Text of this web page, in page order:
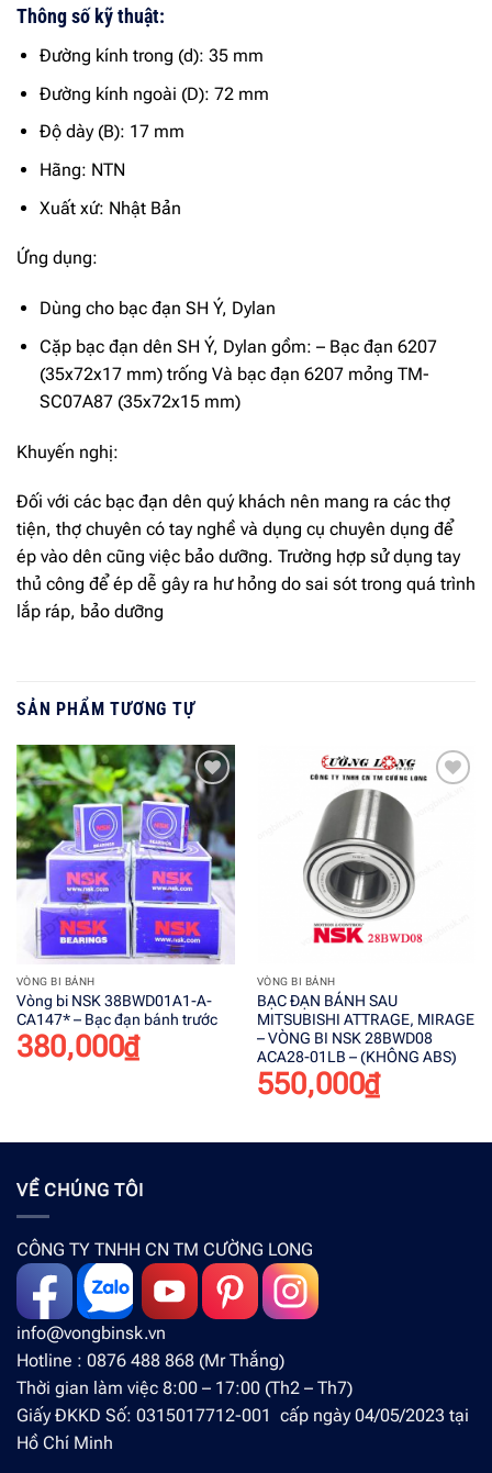
Thông số kỹ thuật:
Đường kính trong (d): 35 mm
Đường kính ngoài (D): 72 mm
Độ dày (B): 17 mm
Hãng: NTN
Xuất xứ: Nhật Bản
Ứng dụng:
Dùng cho bạc đạn SH Ý, Dylan
Cặp bạc đạn dên SH Ý, Dylan gồm: – Bạc đạn 6207
(35x72x17 mm) trống Và bạc đạn 6207 mỏng TM-
SC07A87 (35x72x15 mm)
Khuyến nghị:
Đối với các bạc đạn dên quý khách nên mang ra các thợ
tiện, thợ chuyên có tay nghề và dụng cụ chuyên dụng để
ép vào dên cũng việc bảo dưỡng. Trường hợp sử dụng tay
thủ công để ép dễ gây ra hư hỏng do sai sót trong quá trình
lắp ráp, bảo dưỡng
SẢN PHẨM TƯƠNG TỰ
Add to
wishlist
VÒNG BI BÁNH
Vòng bi NSK 38BWD01A1-A-
CA147* – Bạc đạn bánh trước
380,000₫
VÒNG BI BÁNH
BẠC ĐẠN BÁNH SAU
MITSUBISHI ATTRAGE, MIRAGE
– VÒNG BI NSK 28BWD08
ACA28-01LB – (KHÔNG ABS)
550,000₫
VỀ CHÚNG TÔI
CÔNG TY TNHH CN TM CƯỜNG LONG
info@vongbinsk.vn
Hotline : 0876 488 868 (Mr Thắng)
Thời gian làm việc 8:00 – 17:00 (Th2 – Th7)
Giấy ĐKKD Số: 0315017712-001 cấp ngày 04/05/2023 tại
Hồ Chí Minh